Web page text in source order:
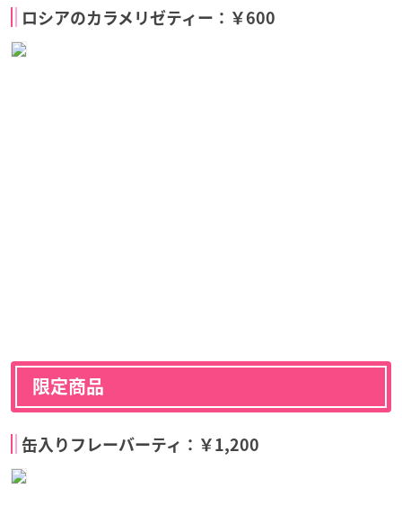
ロシアのカラメリゼティー：￥600
限定商品
缶入りフレーバーティ：￥1,200